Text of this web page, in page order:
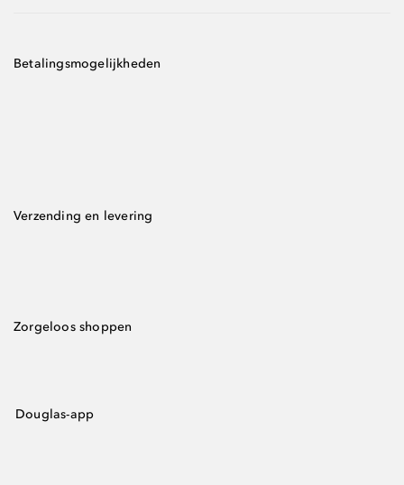
Betalingsmogelijkheden
Verzending en levering
Zorgeloos shoppen
Douglas-app